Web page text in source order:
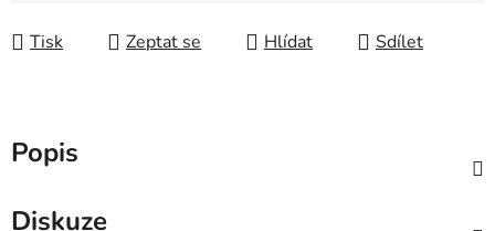
Tisk
Zeptat se Hlídat Sdílet
Popis
Diskuze